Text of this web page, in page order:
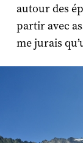
autour des
partir avec
me jurais